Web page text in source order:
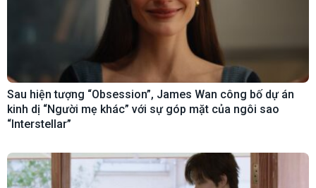
Sau hiện tượng “Obsession”, James Wan công bố dự án
kinh dị “Người mẹ khác” với sự góp mặt của ngôi sao
“Interstellar”